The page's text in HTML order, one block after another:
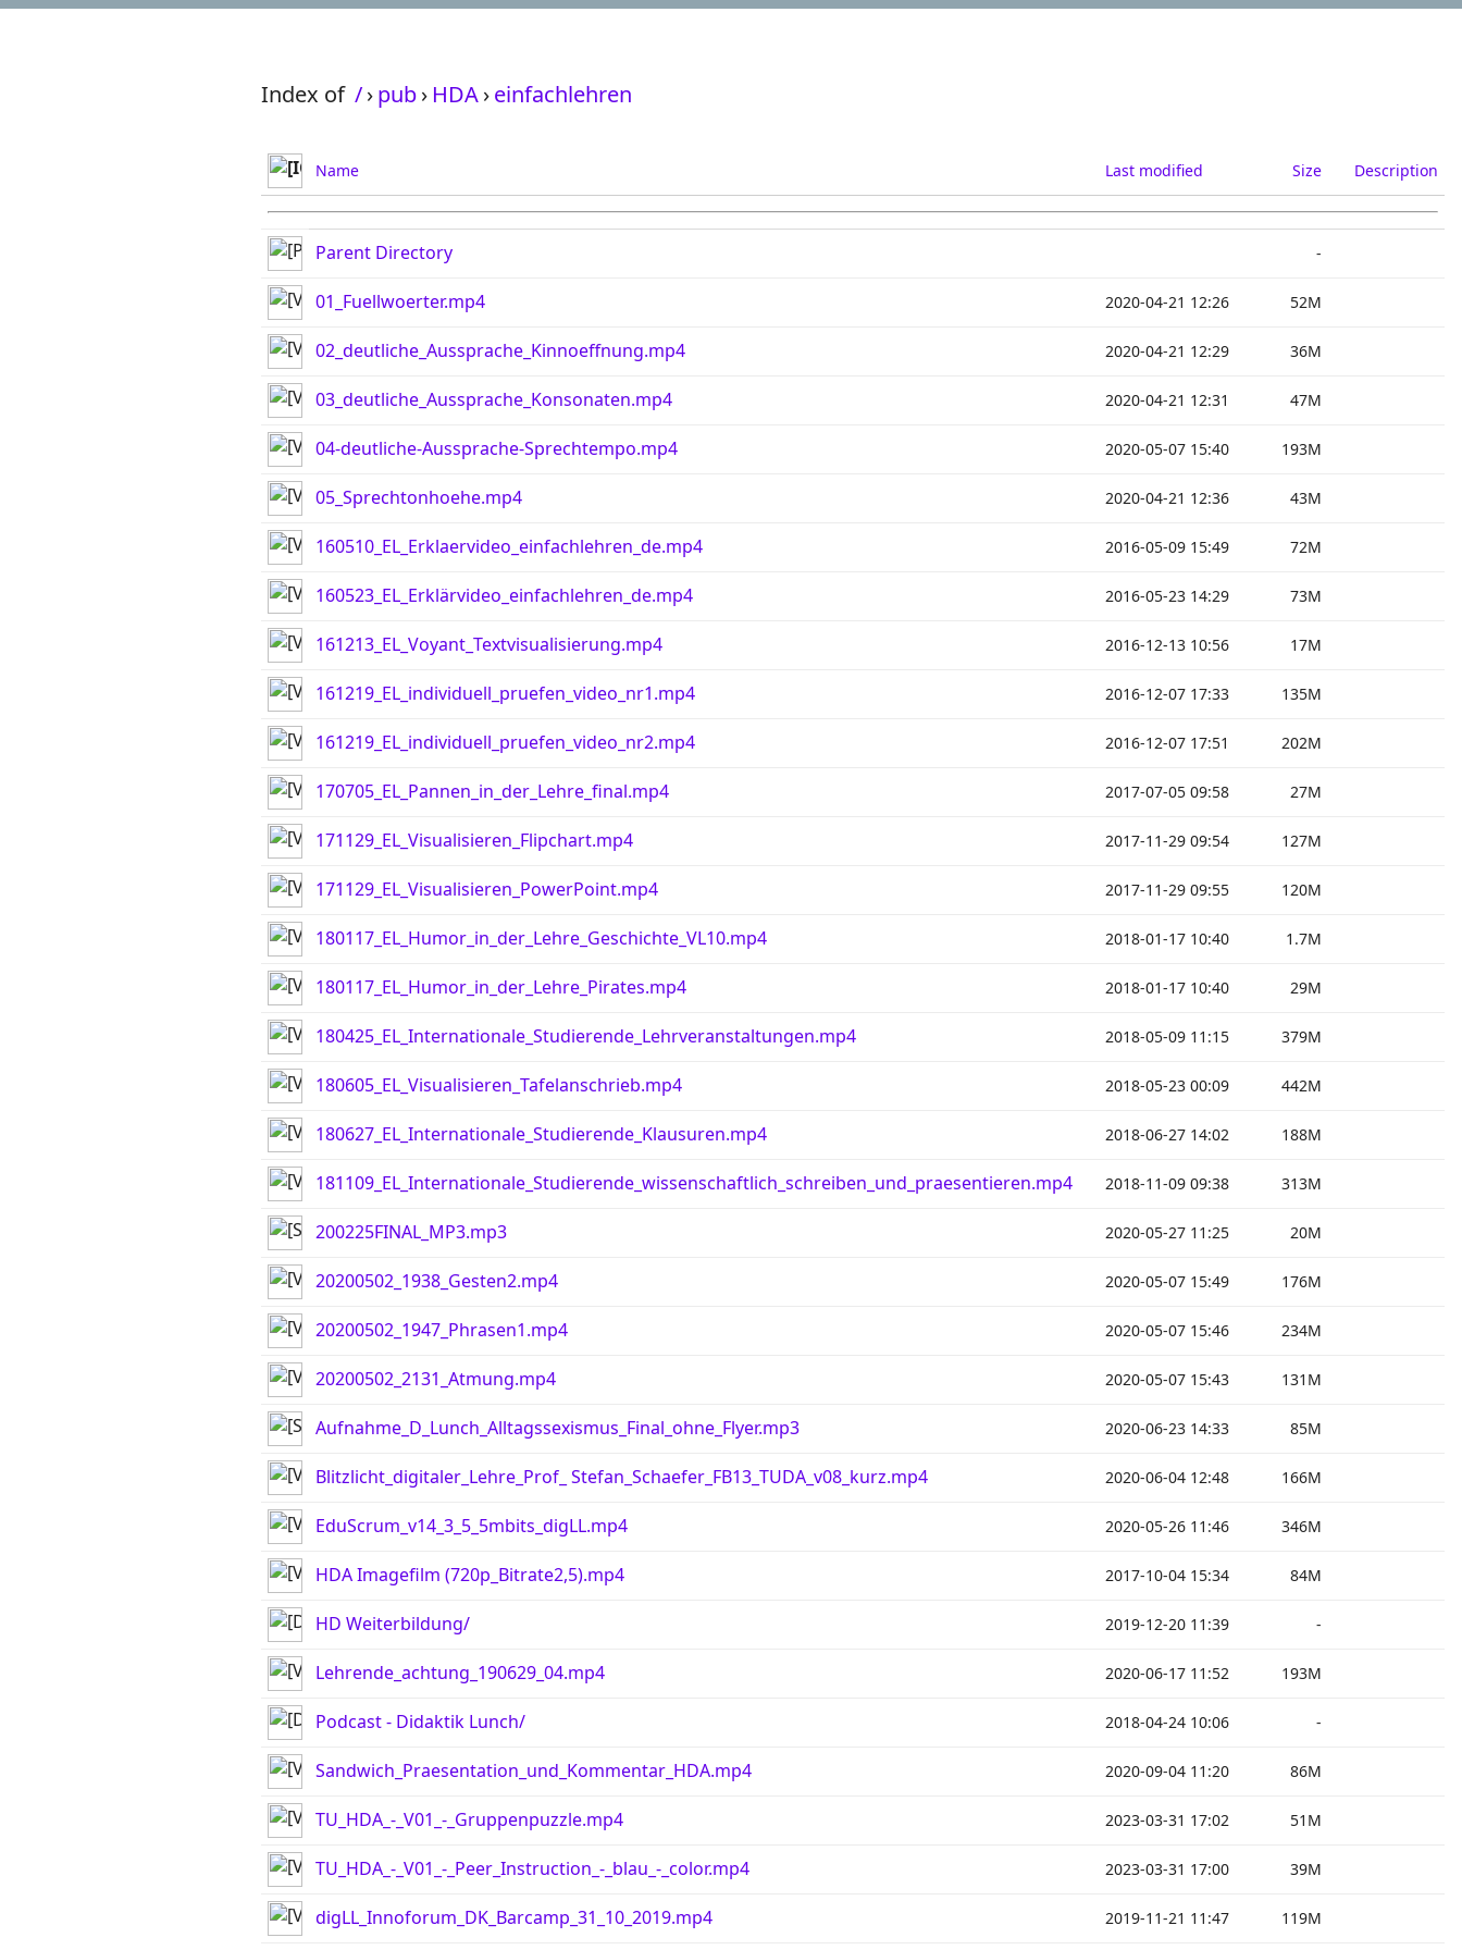
Index of /›pub› HDA›einfachlehren
Name Last modified Size Description
Parent Directory -
01_Fuellwoerter.mp4 2020-04-21 12:26 52M
02_deutliche_Aussprache_Kinnoeffnung.mp4 2020-04-21 12:29 36M
03_deutliche_Aussprache_Konsonaten.mp4 2020-04-21 12:31 47M
04-deutliche-Aussprache-Sprechtempo.mp4 2020-05-07 15:40 193M
05_Sprechtonhoehe.mp4 2020-04-21 12:36 43M
160510_EL_Erklaervideo_einfachlehren_de.mp4 2016-05-09 15:49 72M
160523_EL_Erklärvideo_einfachlehren_de.mp4 2016-05-23 14:29 73M
161213_EL_Voyant_Textvisualisierung.mp4 2016-12-13 10:56 17M
161219_EL_individuell_pruefen_video_nr1.mp4 2016-12-07 17:33 135M
161219_EL_individuell_pruefen_video_nr2.mp4 2016-12-07 17:51 202M
170705_EL_Pannen_in_der_Lehre_final.mp4 2017-07-05 09:58 27M
171129_EL_Visualisieren_Flipchart.mp4 2017-11-29 09:54 127M
171129_EL_Visualisieren_PowerPoint.mp4 2017-11-29 09:55 120M
180117_EL_Humor_in_der_Lehre_Geschichte_VL10.mp4 2018-01-17 10:40 1.7M
180117_EL_Humor_in_der_Lehre_Pirates.mp4 2018-01-17 10:40 29M
180425_EL_Internationale_Studierende_Lehrveranstaltungen.mp4 2018-05-09 11:15 379M
180605_EL_Visualisieren_Tafelanschrieb.mp4 2018-05-23 00:09 442M
180627_EL_Internationale_Studierende_Klausuren.mp4 2018-06-27 14:02 188M
181109_EL_Internationale_Studierende_wissenschaftlich_schreiben_und_praesentieren.mp4 2018-11-09 09:38 313M
200225FINAL_MP3.mp3 2020-05-27 11:25 20M
20200502_1938_Gesten2.mp4 2020-05-07 15:49 176M
20200502_1947_Phrasen1.mp4 2020-05-07 15:46 234M
20200502_2131_Atmung.mp4 2020-05-07 15:43 131M
Aufnahme_D_Lunch_Alltagssexismus_Final_ohne_Flyer.mp3 2020-06-23 14:33 85M
Blitzlicht_digitaler_Lehre_Prof_ Stefan_Schaefer_FB13_TUDA_v08_kurz.mp4 2020-06-04 12:48 166M
EduScrum_v14_3_5_5mbits_digLL.mp4 2020-05-26 11:46 346M
HDA Imagefilm (720p_Bitrate2,5).mp4 2017-10-04 15:34 84M
HD Weiterbildung/ 2019-12-20 11:39 -
Lehrende_achtung_190629_04.mp4 2020-06-17 11:52 193M
Podcast - Didaktik Lunch/ 2018-04-24 10:06 -
Sandwich_Praesentation_und_Kommentar_HDA.mp4 2020-09-04 11:20 86M
TU_HDA_-_V01_-_Gruppenpuzzle.mp4 2023-03-31 17:02 51M
TU_HDA_-_V01_-_Peer_Instruction_-_blau_-_color.mp4 2023-03-31 17:00 39M
digLL_Innoforum_DK_Barcamp_31_10_2019.mp4 2019-11-21 11:47 119M